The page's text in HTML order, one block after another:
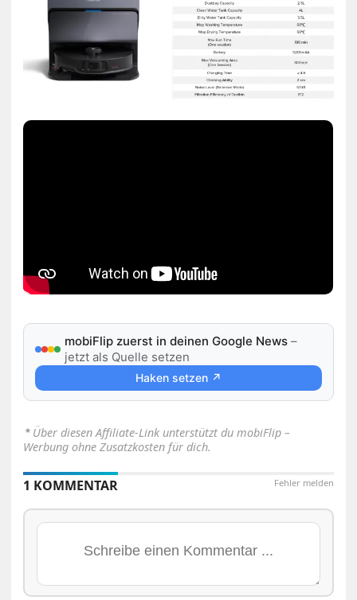
mobiFlip zuerst in deinen Google News –
jetzt als Quelle setzen
Haken setzen ↗
⋆ Über diesen Affiliate-Link unterstützt du mobiFlip –
Werbung ohne Zusatzkosten für dich.
Fehler melden
1 KOMMENTAR